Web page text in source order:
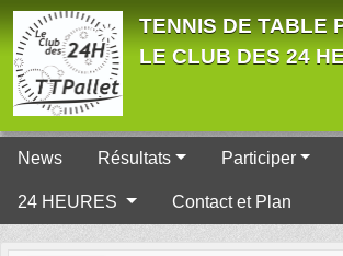
TENNIS DE TABLE
LE CLUB DES 24
News Résultats Participer
24 HEURES Contact et Plan
Panneau de gestion des cookies